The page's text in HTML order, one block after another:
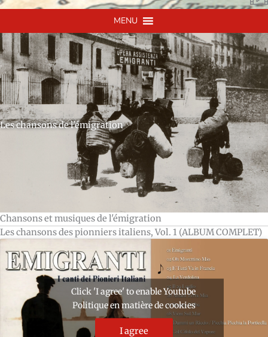
MENU
Les chansons de l'émigration
Chansons et musiques de l'émigration
Les chansons des pionniers italiens, Vol. 1 (ALBUM COMPLET)
Click 'I agree' to enable Youtube
Politique en matière de cookies
I agree